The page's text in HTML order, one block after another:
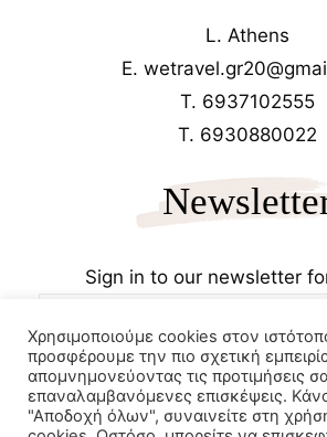
L. Athens
E.
T. 6937102555
T. 6930880022
Sign in to our newsletter
Χρησιμοποιούμε cookies στον
προσφέρουμε την πιο σχετική
απομνημονεύοντας τις προτιμήσεις
επαναλαμβανόμενες επισκέψεις.
"Αποδοχή όλων", συναινείτε στη